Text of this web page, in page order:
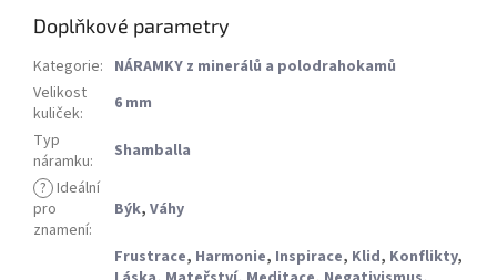
Doplňkové parametry
Kategorie: NÁRAMKY z minerálů a polodrahokamů
Velikost
kuliček:
6 mm
Typ
náramku:
Shamballa
? Ideální
pro
znamení:
Býk, Váhy
Frustrace, Harmonie, Inspirace, Klid, Konflikty,